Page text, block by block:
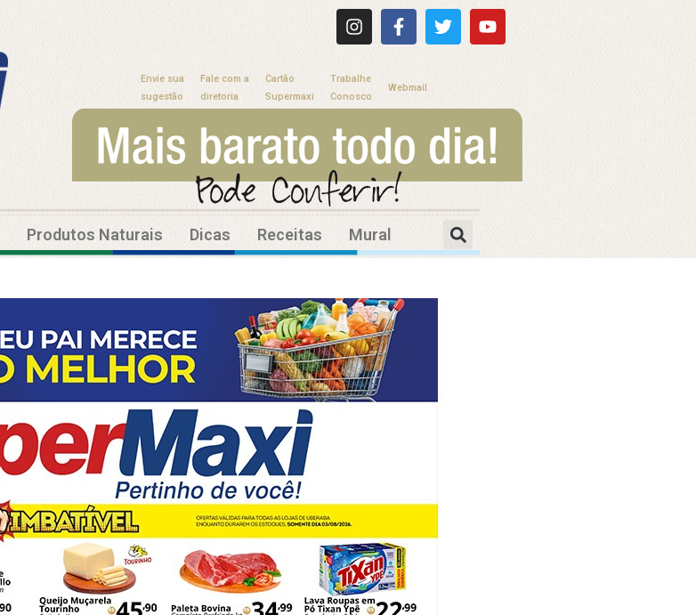
Envie sua
sugestão
Fale com a
diretoria
Cartão
Supermaxi
Trabalhe
Conosco
Webmail
Produtos Naturais Dicas Receitas Mural